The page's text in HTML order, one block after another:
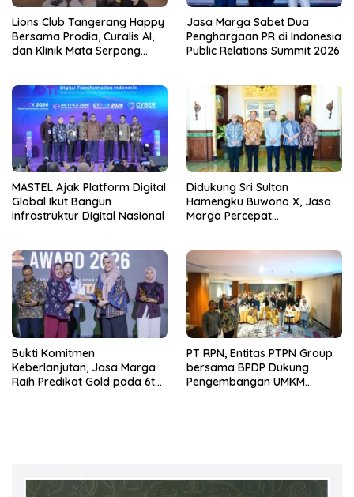
Lions Club Tangerang Happy
Bersama Prodia, Curalis AI,
dan Klinik Mata Serpong
Bakti Sosial Kesehatan
Jasa Marga Sabet Dua
Penghargaan PR di Indonesia
Public Relations Summit 2026
MASTEL Ajak Platform Digital
Global Ikut Bangun
Infrastruktur Digital Nasional
Didukung Sri Sultan
Hamengku Buwono X, Jasa
Marga Percepat
untuk Dukung Konektivitas
DIY
Bukti Komitmen
Keberlanjutan, Jasa Marga
Raih Predikat Gold pada 6th
PT RPN, Entitas PTPN Group
bersama BPDP Dukung
Pengembangan UMKM